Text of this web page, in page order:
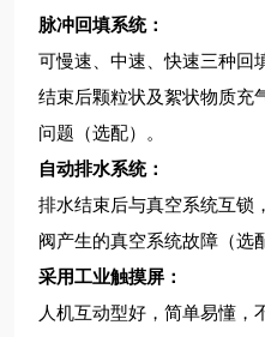
脉冲回填系统：
可慢速、中速、快速三种回
结束后颗粒状及絮状物质充
问题（选配）。
自动排水系统：
排水结束后与真空系统互锁
阀产生的真空系统故障（选
采用工业触摸屏：
人机互动型好，简单易懂，